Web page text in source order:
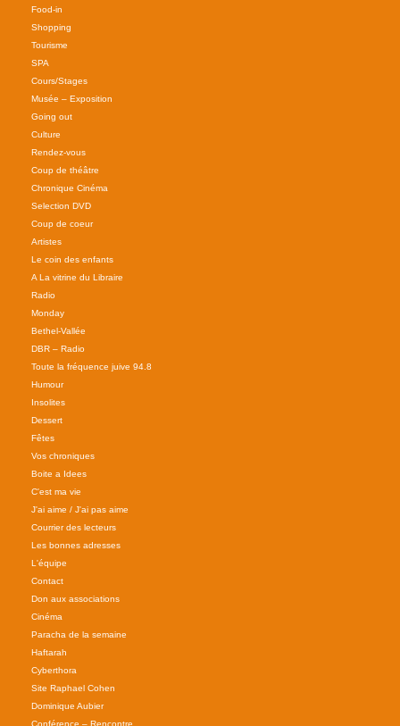
Food-in
Shopping
Tourisme
SPA
Cours/Stages
Musée – Exposition
Going out
Culture
Rendez-vous
Coup de théâtre
Chronique Cinéma
Selection DVD
Coup de coeur
Artistes
Le coin des enfants
A La vitrine du Libraire
Radio
Monday
Bethel-Vallée
DBR – Radio
Toute la fréquence juive 94.8
Humour
Insolites
Dessert
Fêtes
Vos chroniques
Boite a Idees
C'est ma vie
J'ai aime / J'ai pas aime
Courrier des lecteurs
Les bonnes adresses
L'équipe
Contact
Don aux associations
Cinéma
Paracha de la semaine
Haftarah
Cyberthora
Site Raphael Cohen
Dominique Aubier
Conférence – Rencontre